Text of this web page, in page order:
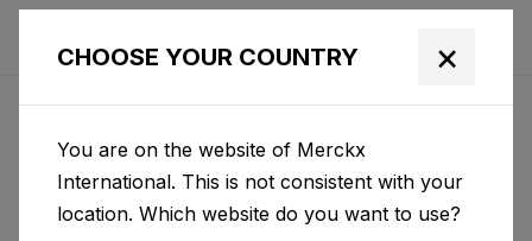
PRIVACYBELEID
BCF ("Belgian Cycling Factory") exploite ridley-
bikes.com et peut exploiter d'autres sites Web. La
CHOOSE YOUR COUNTRY ×
You are on the website of Merckx
International. This is not consistent with your
location. Which website do you want to use?